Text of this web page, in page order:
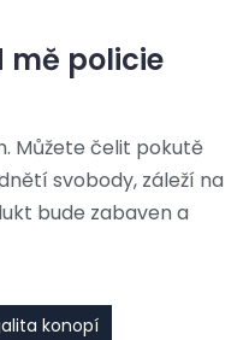
mě policie
Můžete čelit pokutě
svobody, záleží na
bude zabaven a
konopí